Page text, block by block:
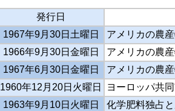
発行日
1967年9月30日土曜日
アメリカの農
1966年9月30日金曜日
アメリカの農
1967年6月30日金曜日
アメリカの農
1960年12月20日火曜日
ヨーロッパ共
1963年9月10日火曜日
化学肥料独占